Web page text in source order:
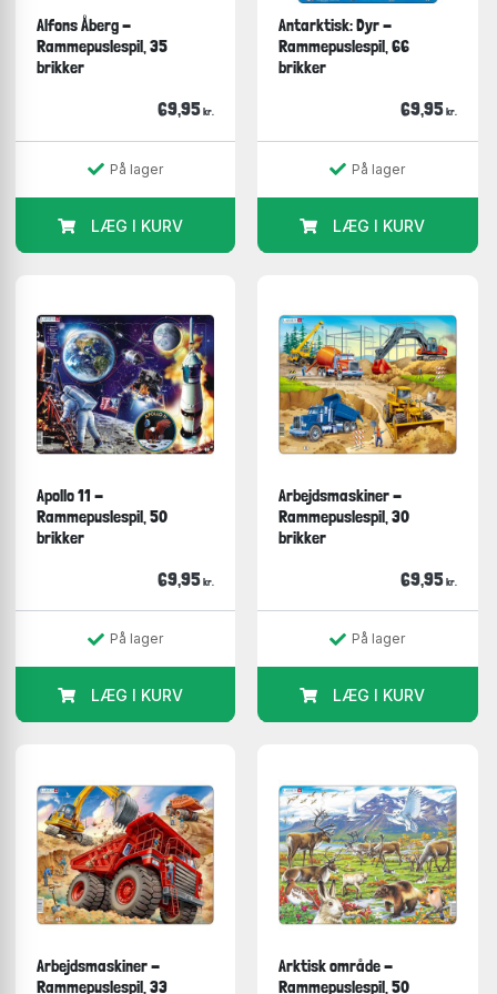
Mange designs og temaer
Vores udvalg af rammepuslespil inkluderer mange
Uanset hvilken interesse eller præference du har, er
der helt sikkert noget, der vil fange din
Alfons Åberg -
Rammepuslespil, 35
brikker
69,95 kr.
På lager
LÆG I KURV
Antarktisk: Dyr -
Rammepuslespil, 66
brikker
69,95 kr.
På lager
LÆG I KURV
Apollo 11 -
Rammepuslespil, 50
brikker
69,95 kr.
På lager
LÆG I KURV
Arbejdsmaskiner -
Rammepuslespil, 30
brikker
69,95 kr.
På lager
LÆG I KURV
Arbejdsmaskiner -
Rammepuslespil, 33
Arktisk område -
Rammepuslespil, 50